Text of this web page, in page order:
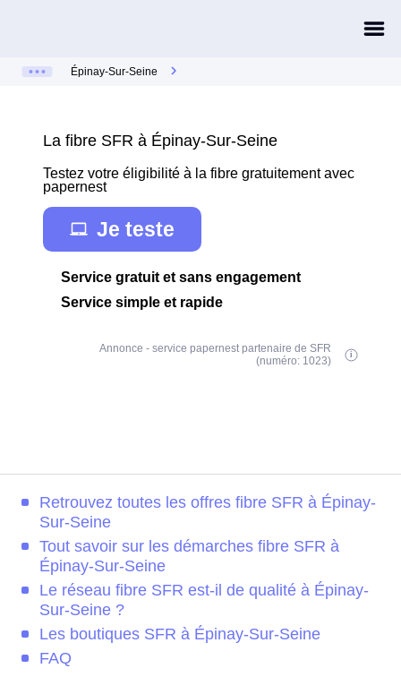
Épinay-Sur-Seine
La fibre SFR à Épinay-Sur-Seine
Testez votre éligibilité à la fibre gratuitement avec
papernest
Je teste
Service gratuit et sans engagement
Service simple et rapide
Annonce - service papernest partenaire de SFR
(numéro: 1023)
Retrouvez toutes les offres fibre SFR à Épinay-
Sur-Seine
Tout savoir sur les démarches fibre SFR à
Épinay-Sur-Seine
Le réseau fibre SFR est-il de qualité à Épinay-
Sur-Seine ?
Les boutiques SFR à Épinay-Sur-Seine
FAQ